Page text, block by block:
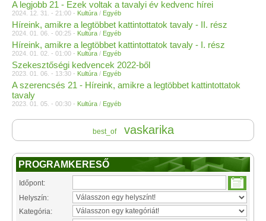
A legjobb 21 - Ezek voltak a tavalyi év kedvenc hírei
2024. 12. 31. - 21:00 - Kultúra / Egyéb
Híreink, amikre a legtöbbet kattintottatok tavaly - II. rész
2024. 01. 06. - 00:25 - Kultúra / Egyéb
Híreink, amikre a legtöbbet kattintottatok tavaly - I. rész
2024. 01. 02. - 01:00 - Kultúra / Egyéb
Szekesztőségi kedvencek 2022-ből
2023. 01. 06. - 13:30 - Kultúra / Egyéb
A szerencsés 21 - Híreink, amikre a legtöbbet kattintottatok
tavaly
2023. 01. 05. - 00:30 - Kultúra / Egyéb
best_of vaskarika
PROGRAMKERESŐ
Időpont:
Helyszín:
Kategória: